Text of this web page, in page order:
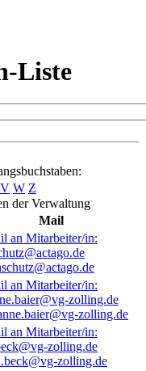
Liste
V W Z
der Verwaltung
Mail
zolling.de
zolling.de